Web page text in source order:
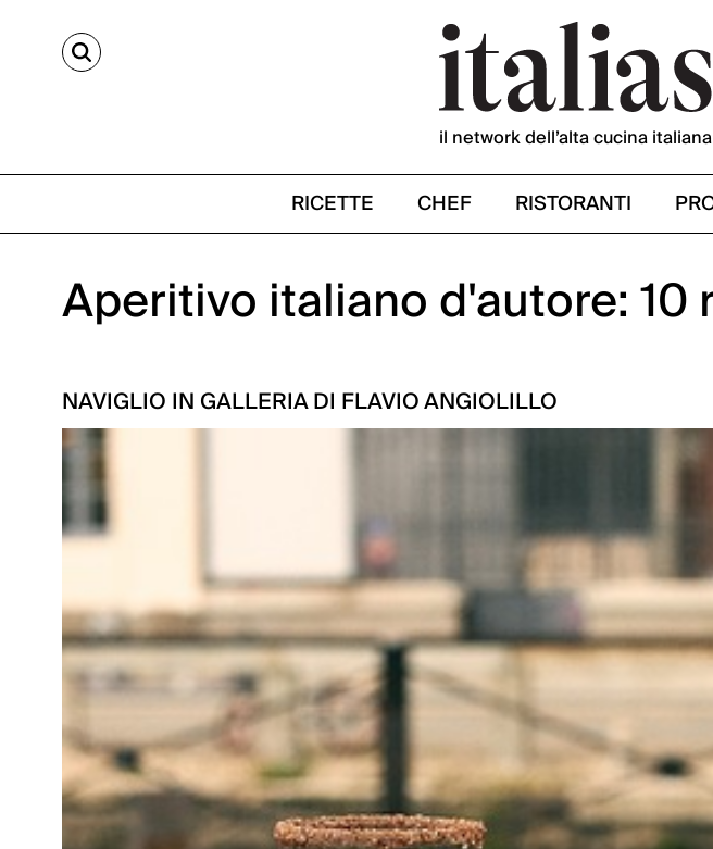
CERCA
il network dell’alta cucina italiana
RICETTE CHEF RISTORANTI
Aperitivo italiano d'autore: 10
NAVIGLIO IN GALLERIA DI FLAVIO ANGIOLILLO